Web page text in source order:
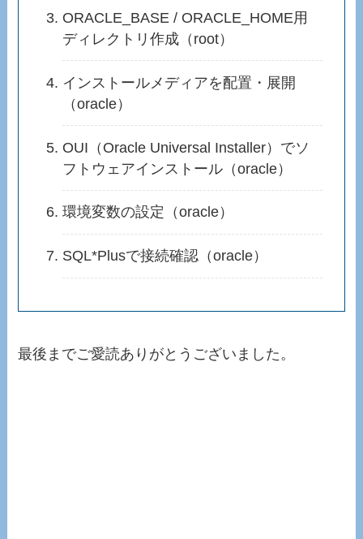
ORACLE_BASE / ORACLE_HOME用
ディレクトリ作成（root）
インストールメディアを配置・展開
（oracle）
OUI（Oracle Universal Installer）でソ
フトウェアインストール（oracle）
環境変数の設定（oracle）
SQL*Plusで接続確認（oracle）
最後までご愛読ありがとうございました。